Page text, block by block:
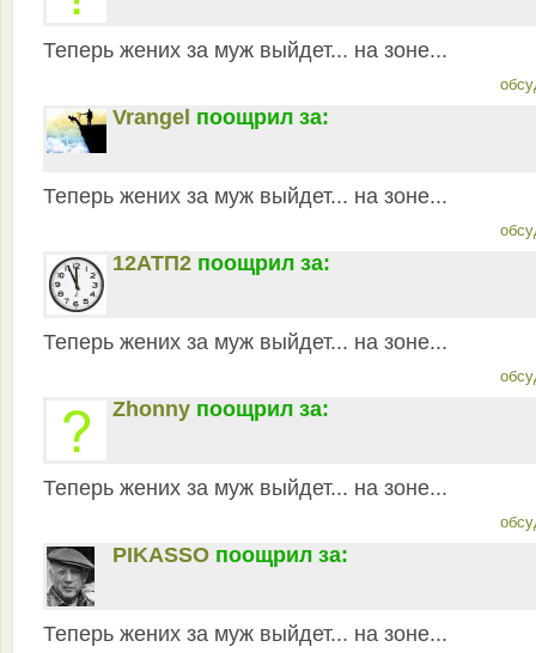
Теперь жених за муж выйдет... на зоне...
Vrangel поощрил за:
Теперь жених за муж выйдет... на зоне...
12АТП2 поощрил за:
Теперь жених за муж выйдет... на зоне...
Zhonny поощрил за:
Теперь жених за муж выйдет... на зоне...
PIKASSO поощрил за:
Теперь жених за муж выйдет... на зоне...